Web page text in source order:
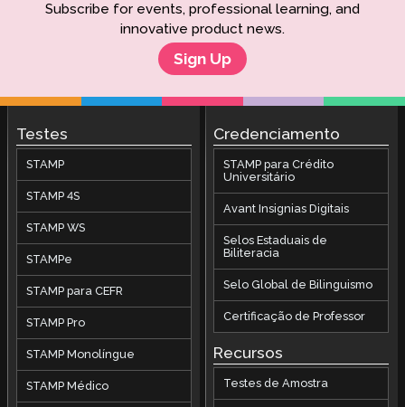
Subscribe for events, professional learning, and
innovative product news.
Sign Up
Testes
STAMP
STAMP 4S
STAMP WS
STAMPe
STAMP para CEFR
STAMP Pro
STAMP Monolíngue
STAMP Médico
Credenciamento
STAMP para Crédito
Universitário
Avant Insignias Digitais
Selos Estaduais de
Biliteracia
Selo Global de Bilinguismo
Certificação de Professor
Recursos
Testes de Amostra